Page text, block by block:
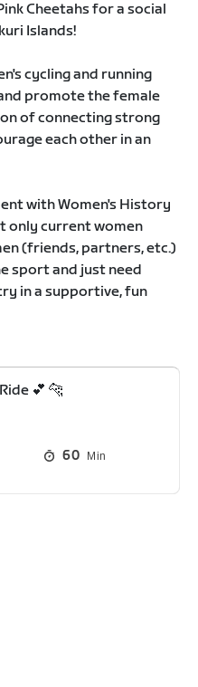
Cheetahs for a social
Islands!
cycling and running
promote the female
of connecting strong
each other in an
with Women's History
only current women
(friends, partners, etc.)
sport and just need
in a supportive, fun
💕 🐆
60 Min